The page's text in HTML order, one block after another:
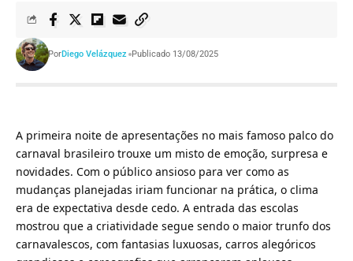
PorDiego Velázquez Publicado 13/08/2025
A primeira noite de apresentações no mais famoso palco do
carnaval brasileiro trouxe um misto de emoção, surpresa e
novidades. Com o público ansioso para ver como as
mudanças planejadas iriam funcionar na prática, o clima
era de expectativa desde cedo. A entrada das escolas
mostrou que a criatividade segue sendo o maior trunfo dos
carnavalescos, com fantasias luxuosas, carros alegóricos